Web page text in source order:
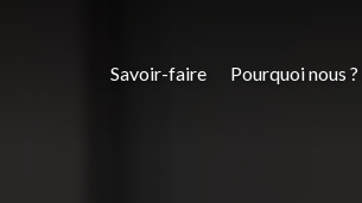
Savoir-faire Pourquoi nous ?